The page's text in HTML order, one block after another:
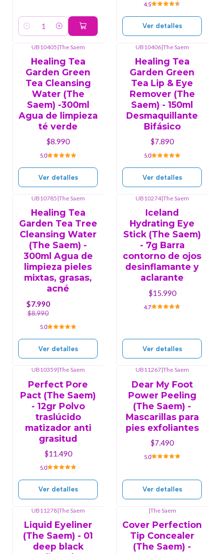
Cantidad
4.5
Ver detalles
UB10405|The Saem
Healing Tea
Garden Green
Tea Cleansing
Water (The
Saem) -300ml
Agua de limpieza
té verde
$8.990
5.0
Ver detalles
UB10406|The Saem
Healing Tea
Garden Green
Tea Lip & Eye
Remover (The
Saem) - 150ml
Desmaquillante
Bifásico
$7.890
5.0
Ver detalles
Agotado
UB10785|The Saem
Healing Tea
Garden Tea Tree
Cleansing Water
(The Saem) -
300ml Agua de
limpieza pieles
mixtas, grasas,
acné
$7.990
$8.990
5.0
Ver detalles
UB10274|The Saem
Iceland
Hydrating Eye
Stick (The Saem)
- 7g Barra
contorno de ojos
desinflamante y
aclarante
$15.990
4.7
Ver detalles
UB10359|The Saem
Perfect Pore
Pact (The Saem)
- 12gr Polvo
traslúcido
matizador anti
grasitud
$11.490
5.0
Ver detalles
UB11267|The Saem
Dear My Foot
Power Peeling
(The Saem) -
Mascarillas para
pies exfoliantes
$7.490
5.0
Ver detalles
UB11278|The Saem
Liquid Eyeliner
(The Saem) - 01
deep black
|The Saem
Cover Perfection
Tip Concealer
(The Saem) -